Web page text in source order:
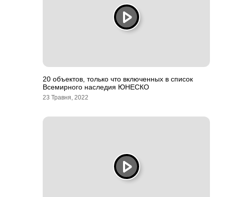
20 объектов, только что включенных в список
Всемирного наследия ЮНЕСКО
23 Травня, 2022